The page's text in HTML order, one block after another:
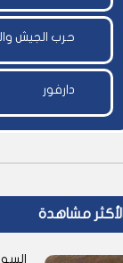
حرب الجيش
دارفور
مشاهدة